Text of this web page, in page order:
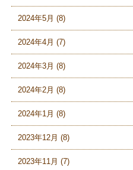
2024年5月 (8)
2024年4月 (7)
2024年3月 (8)
2024年2月 (8)
2024年1月 (8)
2023年12月 (8)
2023年11月 (7)